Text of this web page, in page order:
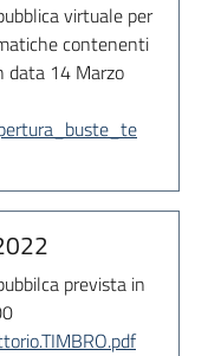
virtuale per
contenenti
data 14 Marzo
prevista in